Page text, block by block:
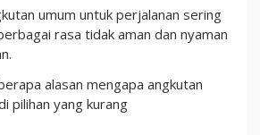
umum untuk perjalanan sering
rasa tidak aman dan nyaman
alasan mengapa angkutan
pilihan yang kurang